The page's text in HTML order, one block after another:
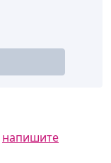
напишите